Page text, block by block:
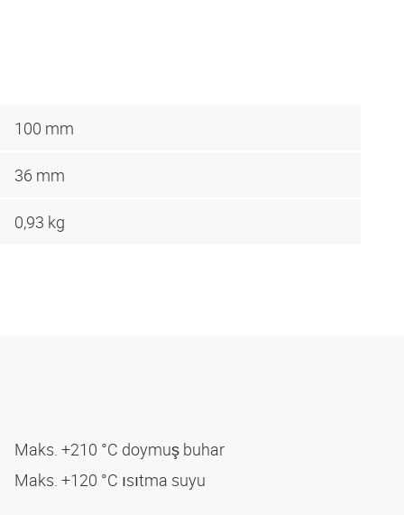
100 mm
36 mm
0,93 kg
Maks. +210 °C doymuş buhar
Maks. +120 °C ısıtma suyu